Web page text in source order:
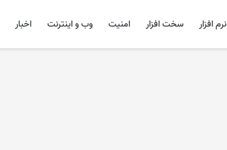
نرم افزار سخت افزار امنیت وب و اینترنت اخبار